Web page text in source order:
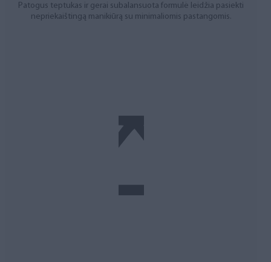
Patogus teptukas ir gerai subalansuota formulė leidžia pasiekti
nepriekaištingą manikiūrą su minimaliomis pastangomis.